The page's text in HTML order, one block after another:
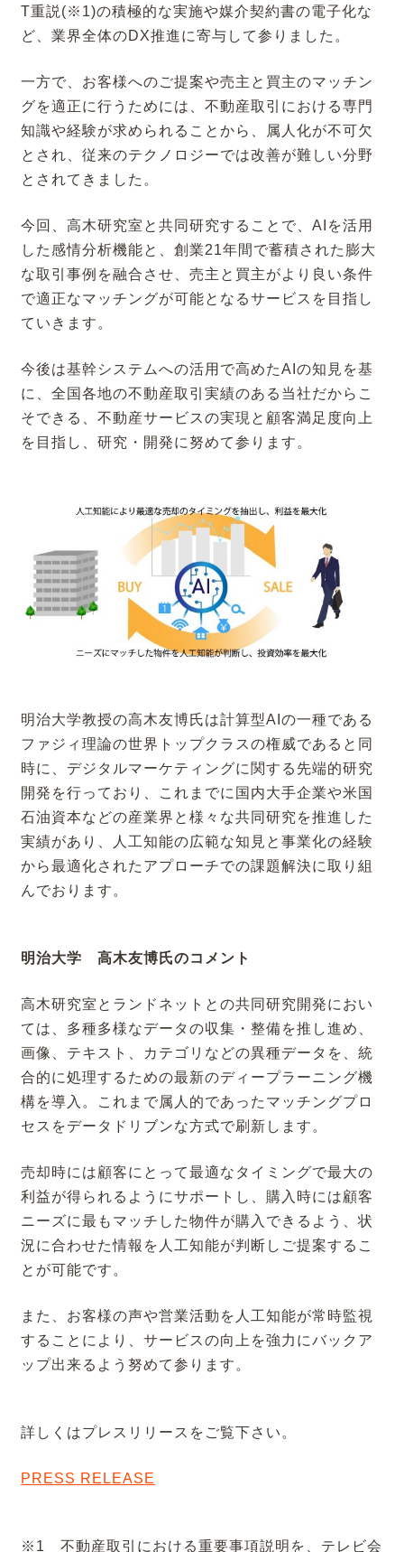
T重説(※1)の積極的な実施や媒介契約書の電子化な
ど、業界全体のDX推進に寄与して参りました。
一方で、お客様へのご提案や売主と買主のマッチン
グを適正に行うためには、不動産取引における専門
知識や経験が求められることから、属人化が不可欠
とされ、従来のテクノロジーでは改善が難しい分野
とされてきました。
今回、高木研究室と共同研究することで、AIを活用
した感情分析機能と、創業21年間で蓄積された膨大
な取引事例を融合させ、売主と買主がより良い条件
で適正なマッチングが可能となるサービスを目指し
ていきます。
今後は基幹システムへの活用で高めたAIの知見を基
に、全国各地の不動産取引実績のある当社だからこ
そできる、不動産サービスの実現と顧客満足度向上
を目指し、研究・開発に努めて参ります。
明治大学教授の高木友博氏は計算型AIの一種である
ファジィ理論の世界トップクラスの権威であると同
時に、デジタルマーケティングに関する先端的研究
開発を行っており、これまでに国内大手企業や米国
石油資本などの産業界と様々な共同研究を推進した
実績があり、人工知能の広範な知見と事業化の経験
から最適化されたアプローチでの課題解決に取り組
んでおります。
明治大学 高木友博氏のコメント
高木研究室とランドネットとの共同研究開発におい
ては、多種多様なデータの収集・整備を推し進め、
画像、テキスト、カテゴリなどの異種データを、統
合的に処理するための最新のディープラーニング機
構を導入。これまで属人的であったマッチングプロ
セスをデータドリブンな方式で刷新します。
売却時には顧客にとって最適なタイミングで最大の
利益が得られるようにサポートし、購入時には顧客
ニーズに最もマッチした物件が購入できるよう、状
況に合わせた情報を人工知能が判断しご提案するこ
とが可能です。
また、お客様の声や営業活動を人工知能が常時監視
することにより、サービスの向上を強力にバックア
ップ出来るよう努めて参ります。
詳しくはプレスリリースをご覧下さい。
PRESS RELEASE
※1 不動産取引における重要事項説明を、テレビ会